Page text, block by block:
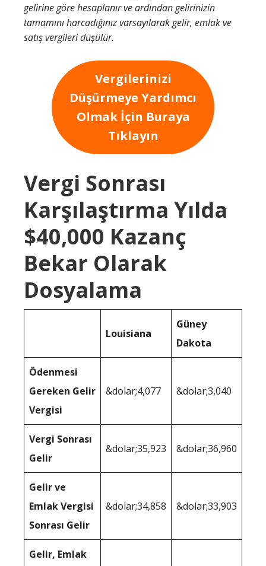
gelirine göre hesaplanır ve ardından gelirinizin
tamamını harcadığınız varsayılarak gelir, emlak ve
satış vergileri düşülür.
Vergilerinizi
Düşürmeye Yardımcı
Olmak İçin Buraya
Tıklayın
Vergi Sonrası
Karşılaştırma Yılda
$40,000 Kazanç
Bekar Olarak
Dosyalama
Louisiana
Güney
Dakota
Ödenmesi
Gereken Gelir
Vergisi
&dolar;4,077 &dolar;3,040
Vergi Sonrası
Gelir
&dolar;35,923 &dolar;36,960
Gelir ve
Emlak Vergisi
Sonrası Gelir
&dolar;34,858 &dolar;33,903
Gelir, Emlak